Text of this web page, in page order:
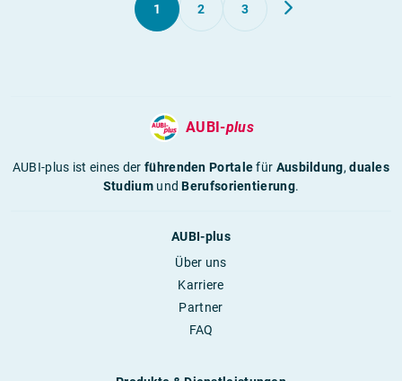
1 2 3
AUBI-plus
AUBI-plus ist eines derführenden Portalefür Ausbildung,duales
StudiumundBerufsorientierung.
AUBI-plus
Über uns
Karriere
Partner
FAQ